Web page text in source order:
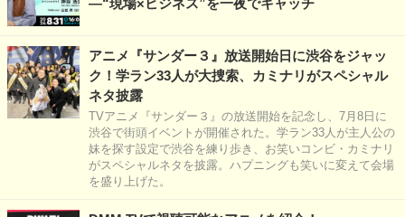
―“現場×ビジネス”を一夜でキャッチ
アニメ『サンダー３』放送開始日に渋谷をジャッ
ク！学ラン33人が大捜索、カミナリがスペシャル
ネタ披露
TVアニメ『サンダー３』の放送開始を記念し、7月8日に
渋谷で街頭イベントが開催された。学ラン33人が主人公の
妹を探す設定で渋谷を練り歩き、お笑いコンビ・カミナリ
がスペシャルネタを披露。ハプニングも笑いに変えて会場
を盛り上げた。